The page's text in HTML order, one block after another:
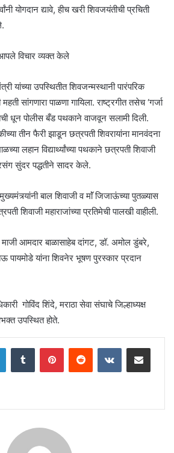
योगदान द्यावे, हीच खरी शिवजयंतीची प्रचिती
विचार व्यक्त केले
यांच्या उपस्थितीत शिवजन्मस्थानी पारंपरिक
सांगणारा पाळणा गायिला. राष्ट्रगीत तसेच ‘गर्जा
धून पोलीस बँड पथकाने वाजवून सलामी दिली.
तीन फैरी झाडून छत्रपती शिवरायांना मानवंदना
लहान विद्यार्थ्यांच्या पथकाने छत्रपती शिवाजी
सुंदर पद्धतीने सादर केले.
बाल शिवाजी व माॅं जिजाऊंच्या पुतळ्यास
शिवाजी महाराजांच्या प्रतिमेची पालखी वाहीली.
माजी आमदार बाळासाहेब दांगट, डॉ. अमोल डुंबरे,
पायमोडे यांना शिवनेर भूषण पुरस्कार प्रदान
गोविंद शिंदे, मराठा सेवा संघाचे जिल्हाध्यक्ष
उपस्थित होते.
LinkedInTumblr PinterestReddit VKontakteShare via Email